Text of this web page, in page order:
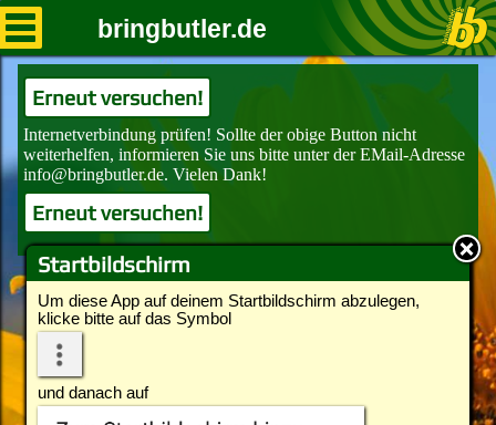
Startbildschirm
Um diese App auf deinem Startbildschirm abzulegen,
klicke bitte auf das Symbol
und danach auf
bringbutler.de
Erneut versuchen!
Erneut versuchen!